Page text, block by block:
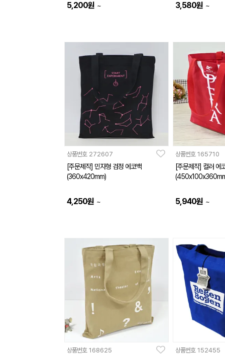
5,200원 ~ 3,580원 ~
상품번호 272607
[주문제작] 민자형 검정 에코백
(360x420mm)
4,250원 ~
상품번호 165710
[주문제작] 컬러 에
5,940원 ~
상품번호 168625 상품번호 152455